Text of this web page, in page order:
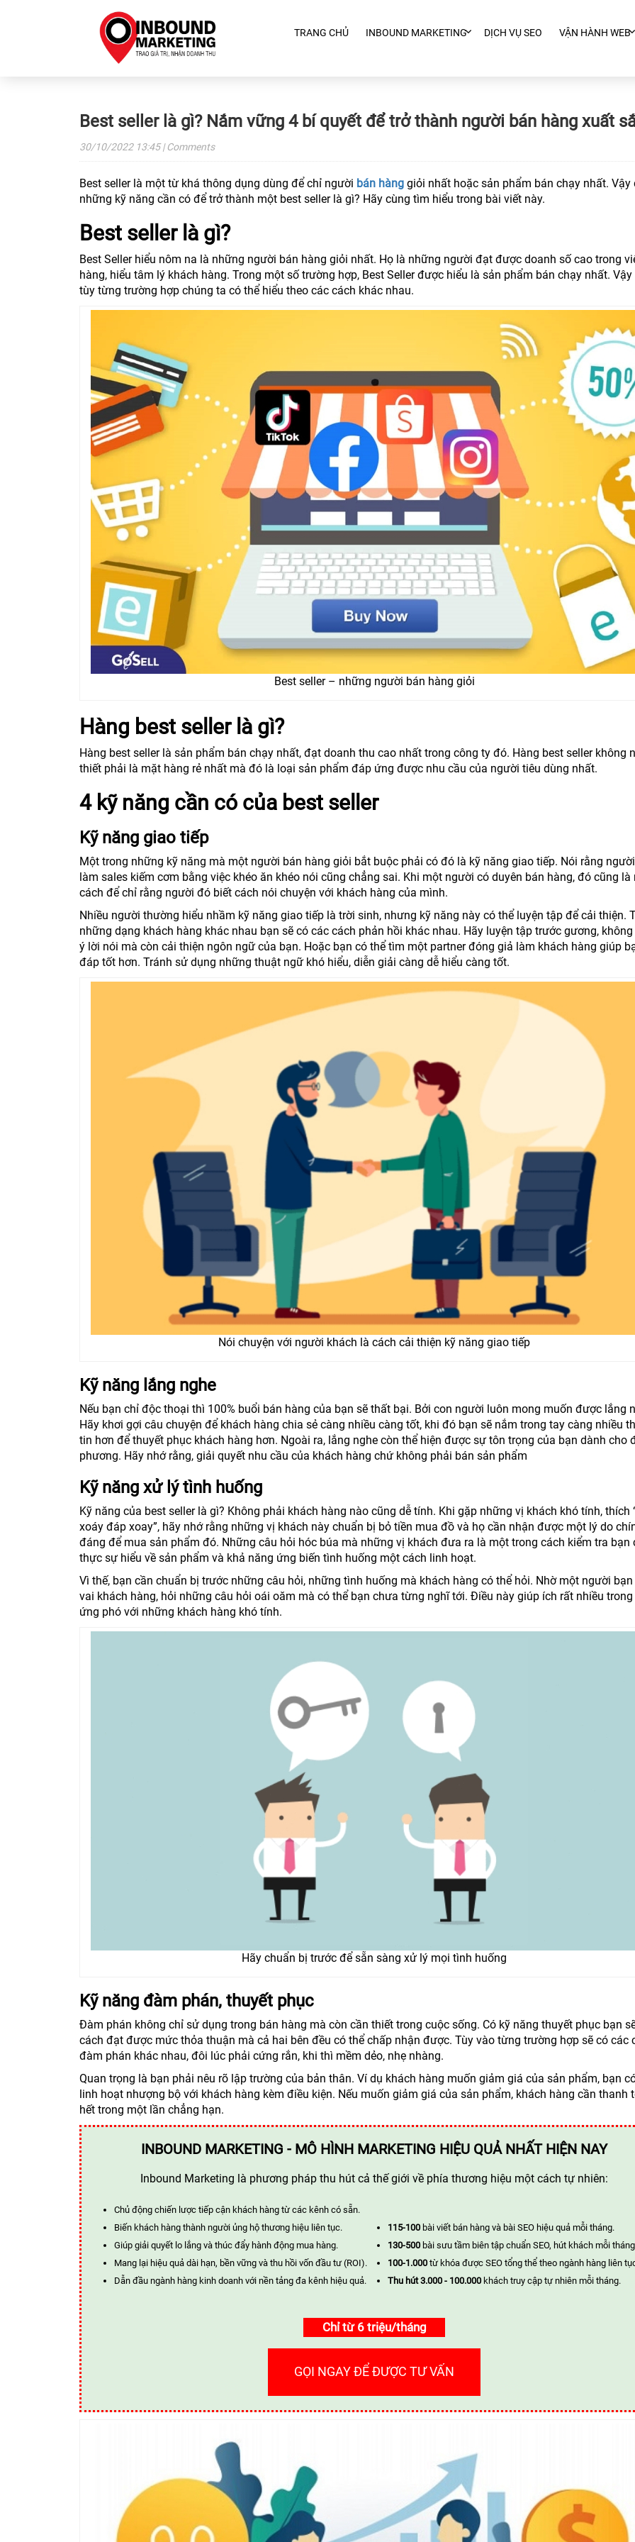
TRANG CHỦ INBOUND MARKETING DỊCH VỤ SEO VẬN HÀNH WEB
Best seller là gì? Nắm vững 4 bí quyết để trở thành người bán hàng xuất
30/10/202213:45| Comments
Best seller là một từ khá thông dụng dùng để chỉ người bán hàng giỏi nhất hoặc sản phẩm bán chạy nhất. Vậy
những kỹ năng cần có để trở thành một best seller là gì? Hãy cùng tìm hiểu trong bài viết này.
Best seller là gì?
Best Seller hiểu nôm na là những người bán hàng giỏi nhất. Họ là những người đạt được doanh số cao trong
hàng, hiểu tâm lý khách hàng. Trong một số trường hợp, Best Seller được hiểu là sản phẩm bán chạy nhất. Vậy
tùy từng trường hợp chúng ta có thể hiểu theo các cách khác nhau.
Best seller – những người bán hàng giỏi
Hàng best seller là gì?
Hàng best seller là sản phẩm bán chạy nhất, đạt doanh thu cao nhất trong công ty đó. Hàng best seller không
thiết phải là mặt hàng rẻ nhất mà đó là loại sản phẩm đáp ứng được nhu cầu của người tiêu dùng nhất.
4 kỹ năng cần có của best seller
Kỹ năng giao tiếp
Một trong những kỹ năng mà một người bán hàng giỏi bắt buộc phải có đó là kỹ năng giao tiếp. Nói rằng người
làm sales kiếm cơm bằng việc khéo ăn khéo nói cũng chẳng sai. Khi một người có duyên bán hàng, đó cũng là
cách để chỉ rằng người đó biết cách nói chuyện với khách hàng của mình.
Nhiều người thường hiểu nhầm kỹ năng giao tiếp là trời sinh, nhưng kỹ năng này có thể luyện tập để cải thiện.
những dạng khách hàng khác nhau bạn sẽ có các cách phản hồi khác nhau. Hãy luyện tập trước gương,
ý lời nói mà còn cải thiện ngôn ngữ của bạn. Hoặc bạn có thể tìm một partner đóng giả làm khách hàng giúp
đáp tốt hơn. Tránh sử dụng những thuật ngữ khó hiểu, diễn giải càng dễ hiểu càng tốt.
Nói chuyện với người khách là cách cải thiện kỹ năng giao tiếp
Kỹ năng lắng nghe
Nếu bạn chỉ độc thoại thì 100% buổi bán hàng của bạn sẽ thất bại. Bởi con người luôn mong muốn được lắng
Hãy khơi gợi câu chuyện để khách hàng chia sẻ càng nhiều càng tốt, khi đó bạn sẽ nắm trong tay càng nhiều
tin hơn để thuyết phục khách hàng hơn. Ngoài ra, lắng nghe còn thể hiện được sự tôn trọng của bạn dành cho
phương. Hãy nhớ rằng, giải quyết nhu cầu của khách hàng chứ không phải bán sản phẩm
Kỹ năng xử lý tình huống
Kỹ năng của best seller là gì? Không phải khách hàng nào cũng dễ tính. Khi gặp những vị khách khó tính, thích
xoáy đáp xoay”, hãy nhớ rằng những vị khách này chuẩn bị bỏ tiền mua đồ và họ cần nhận được một lý do
đáng để mua sản phẩm đó. Những câu hỏi hóc búa mà những vị khách đưa ra là một trong cách kiểm tra bạn
thực sự hiểu về sản phẩm và khả năng ứng biến tình huống một cách linh hoạt.
Vì thế, bạn cần chuẩn bị trước những câu hỏi, những tình huống mà khách hàng có thể hỏi. Nhờ một người
vai khách hàng, hỏi những câu hỏi oái oăm mà có thể bạn chưa từng nghĩ tới. Điều này giúp ích rất nhiều trong
ứng phó với những khách hàng khó tính.
Hãy chuẩn bị trước để sẵn sàng xử lý mọi tình huống
Kỹ năng đàm phán, thuyết phục
Đàm phán không chỉ sử dụng trong bán hàng mà còn cần thiết trong cuộc sống. Có kỹ năng thuyết phục bạn
cách đạt được mức thỏa thuận mà cả hai bên đều có thể chấp nhận được. Tùy vào từng trường hợp sẽ có các
đàm phán khác nhau, đôi lúc phải cứng rắn, khi thì mềm dẻo, nhẹ nhàng.
Quan trọng là bạn phải nêu rõ lập trường của bản thân. Ví dụ khách hàng muốn giảm giá của sản phẩm, bạn
linh hoạt nhượng bộ với khách hàng kèm điều kiện. Nếu muốn giảm giá của sản phẩm, khách hàng cần thanh
hết trong một lần chẳng hạn.
INBOUND MARKETING - MÔ HÌNH MARKETING HIỆU QUẢ NHẤT HIỆN NAY
Inbound Marketing là phương pháp thu hút cả thế giới về phía thương hiệu một cách tự nhiên:
Chủ động chiến lược tiếp cận khách hàng từ các kênh có sẵn.
Biến khách hàng thành người ủng hộ thương hiệu liên tục.
Giúp giải quyết lo lắng và thúc đẩy hành động mua hàng.
Mang lại hiệu quả dài hạn, bền vững và thu hồi vốn đầu tư (ROI).
Dẫn đầu ngành hàng kinh doanh với nền tảng đa kênh hiệu quả.
115-100 bài viết bán hàng và bài SEO hiệu quả mỗi tháng.
130-500 bài sưu tầm biên tập chuẩn SEO, hút khách mỗi
100-1.000 từ khóa được SEO tổng thể theo ngành hàng liên
Thu hút 3.000 - 100.000 khách truy cập tự nhiên mỗi tháng.
Chỉ từ 6 triệu/tháng
GỌI NGAY ĐỂ ĐƯỢC TƯ VẤN